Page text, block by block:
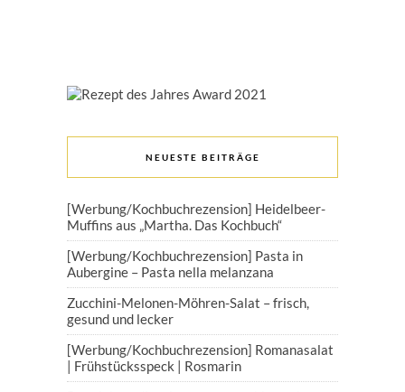
NEUESTE BEITRÄGE
[Werbung/Kochbuchrezension] Heidelbeer-
Muffins aus „Martha. Das Kochbuch“
[Werbung/Kochbuchrezension] Pasta in
Aubergine – Pasta nella melanzana
Zucchini-Melonen-Möhren-Salat – frisch,
gesund und lecker
[Werbung/Kochbuchrezension] Romanasalat
| Frühstücksspeck | Rosmarin